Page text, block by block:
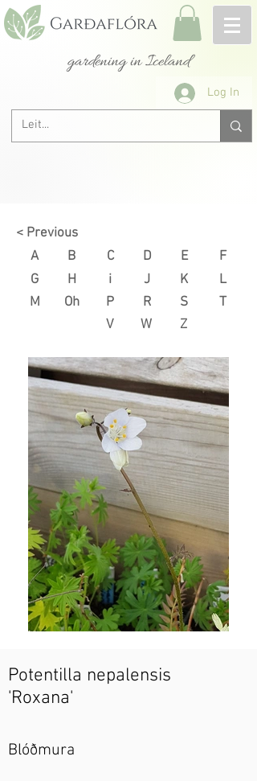
gardening in Iceland
Log In
< Previous
A
G
M
B
H
Oh
C D
E
i
J
K
P
R
S
V
W Z
F
L
T
Potentilla nepalensis
'Roxana'
Blóðmura